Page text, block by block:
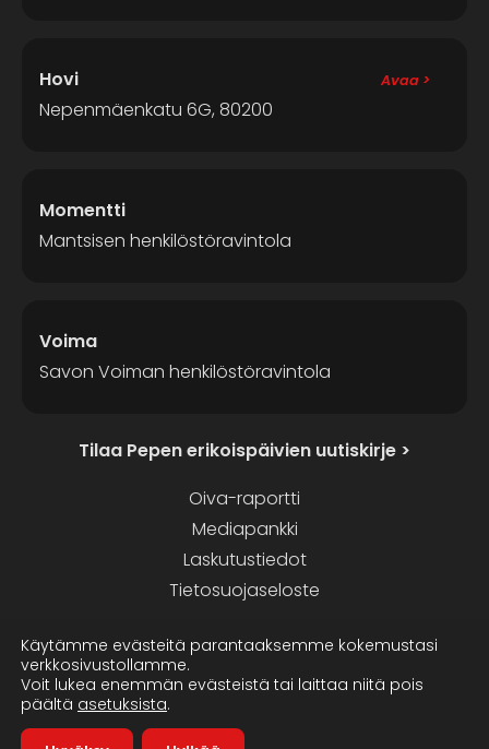
Hovi
Nepenmäenkatu 6G, 80200
Avaa >
Momentti
Mantsisen henkilöstöravintola
Voima
Savon Voiman henkilöstöravintola
Tilaa Pepen erikoispäivien uutiskirje >
Oiva-raportti
Mediapankki
Laskutustiedot
Tietosuojaseloste
Facebook
Instagram
Käytämme evästeitä parantaaksemme kokemustasi
verkkosivustollamme.
Voit lukea enemmän evästeistä tai laittaa niitä pois
päältä asetuksista.